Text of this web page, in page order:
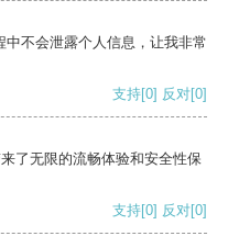
不会泄露个人信息，让我非常
支持[0] 反对[0]
了无限的流畅体验和安全性保
支持[0] 反对[0]